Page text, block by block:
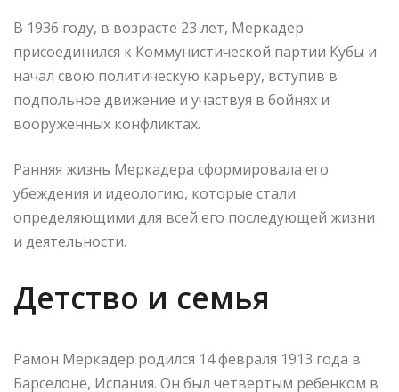
В 1936 году, в возрасте 23 лет, Меркадер
присоединился к Коммунистической партии Кубы и
начал свою политическую карьеру, вступив в
подпольное движение и участвуя в бойнях и
вооруженных конфликтах.
Ранняя жизнь Меркадера сформировала его
убеждения и идеологию, которые стали
определяющими для всей его последующей жизни
и деятельности.
Детство и семья
Рамон Меркадер родился 14 февраля 1913 года в
Барселоне, Испания. Он был четвертым ребенком в